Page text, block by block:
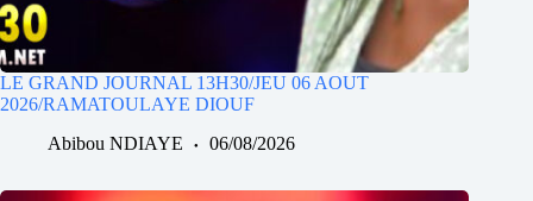
LE GRAND JOURNAL 13H30/JEU 06 AOUT
2026/RAMATOULAYE DIOUF
Abibou NDIAYE
06/08/2026